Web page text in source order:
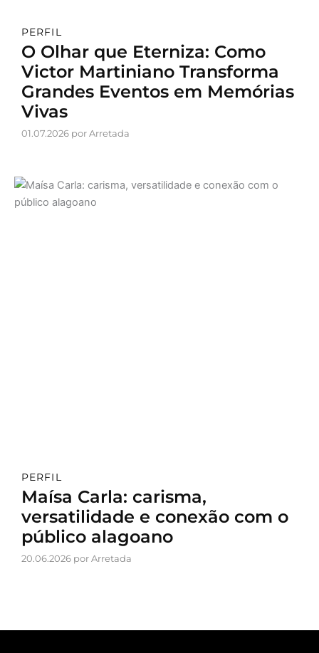
PERFIL
O Olhar que Eterniza: Como
Victor Martiniano Transforma
Grandes Eventos em Memórias
Vivas
01.07.2026 por Arretada
PERFIL
Maísa Carla: carisma,
versatilidade e conexão com o
público alagoano
20.06.2026 por Arretada